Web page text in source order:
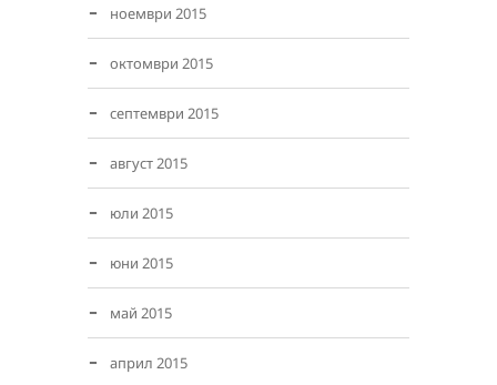
ноември 2015
октомври 2015
септември 2015
август 2015
юли 2015
юни 2015
май 2015
април 2015